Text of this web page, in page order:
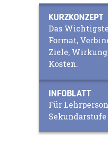
KURZKONZEPT
Das
Format,
Ziele,
Kosten.
INFOBLATT
Für
Sekundarstufe